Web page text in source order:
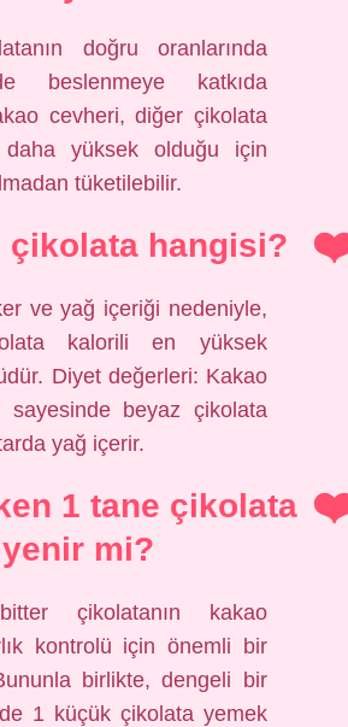
doğru oranlarında
beslenmeye katkıda
cevheri, diğer çikolata
daha yüksek olduğu için
tüketilebilir.
çikolata hangisi?
ve yağ içeriği nedeniyle,
kalorili en yüksek
Diyet değerleri: Kakao
sayesinde beyaz çikolata
yağ içerir.
1 tane çikolata
yenir mi?
çikolatanın kakao
kontrolü için önemli bir
birlikte, dengeli bir
1 küçük çikolata yemek